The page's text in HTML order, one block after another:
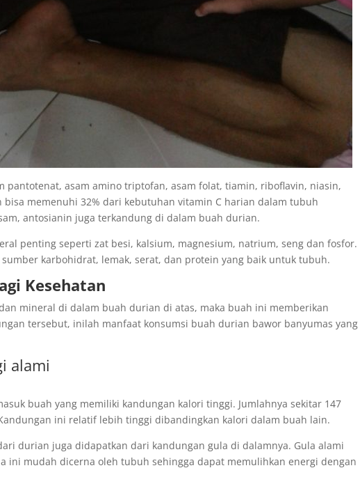
pantotenat, asam amino triptofan, asam folat, tiamin, riboflavin, niasin,
bisa memenuhi 32% dari kebutuhan vitamin C harian dalam tubuh
antosianin juga terkandung di dalam buah durian.
penting seperti zat besi, kalsium, magnesium, natrium, seng dan fosfor.
karbohidrat, lemak, serat, dan protein yang baik untuk tubuh.
Kesehatan
mineral di dalam buah durian di atas, maka buah ini memberikan
tersebut, inilah manfaat konsumsi buah durian bawor banyumas yang
alami
buah yang memiliki kandungan kalori tinggi. Jumlahnya sekitar 147
ini relatif lebih tinggi dibandingkan kalori dalam buah lain.
durian juga didapatkan dari kandungan gula di dalamnya. Gula alami
ini mudah dicerna oleh tubuh sehingga dapat memulihkan energi dengan